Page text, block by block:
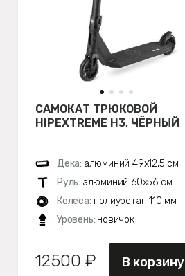
САМОКАТ ТРЮКОВОЙ
HIPEXTREME H3, ЧЁРНЫЙ
Дека: алюминий 49х12,5 см
Руль: алюминий 60х56 см
Колеса: полиуретан 110 мм
Уровень: новичок
12500 ₽ В корзину